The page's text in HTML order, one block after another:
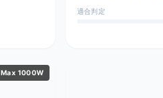
適合判定
Max 1000W